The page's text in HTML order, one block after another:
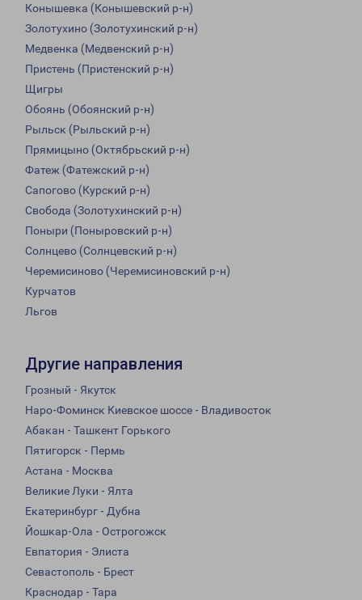
Конышевка (Конышевский р-н)
Золотухино (Золотухинский р-н)
Медвенка (Медвенский р-н)
Пристень (Пристенский р-н)
Щигры
Обоянь (Обоянский р-н)
Рыльск (Рыльский р-н)
Прямицыно (Октябрьский р-н)
Фатеж (Фатежский р-н)
Сапогово (Курский р-н)
Свобода (Золотухинский р-н)
Поныри (Поныровский р-н)
Солнцево (Солнцевский р-н)
Черемисиново (Черемисиновский р-н)
Курчатов
Льгов
Другие направления
Грозный - Якутск
Наро-Фоминск Киевское шоссе - Владивосток
Абакан - Ташкент Горького
Пятигорск - Пермь
Астана - Москва
Великие Луки - Ялта
Екатеринбург - Дубна
Йошкар-Ола - Острогожск
Евпатория - Элиста
Севастополь - Брест
Краснодар - Тара